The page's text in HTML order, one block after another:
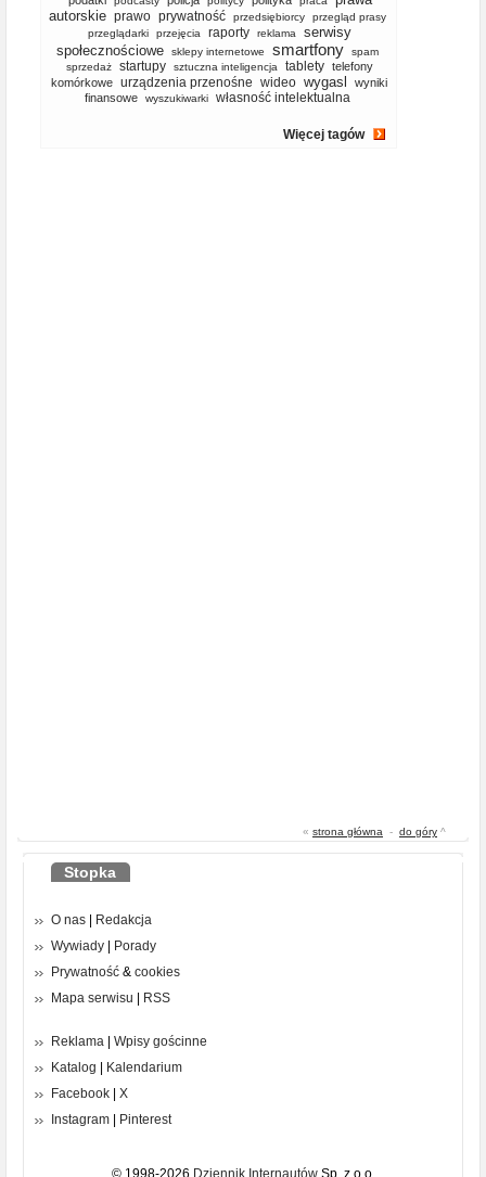
autorskie prawo prywatność przedsiębiorcy
przegląd prasy
przeglądarki
przejęcia raporty reklama
serwisy
społecznościowe
sklepy internetowe smartfony
spam
sprzedaż
startupy sztuczna inteligencja tablety telefony
komórkowe
urządzenia przenośne wideo wygasl
wyniki
finansowe
wyszukiwarki własność intelektualna
Więcej tagów
« strona główna - do góry ^
Stopka
O nas | Redakcja
Wywiady | Porady
Prywatność & cookies
Mapa serwisu | RSS
Reklama | Wpisy gościnne
Katalog | Kalendarium
Facebook | X
Instagram | Pinterest
© 1998-2026 Dziennik InternautówSp. z o.o.